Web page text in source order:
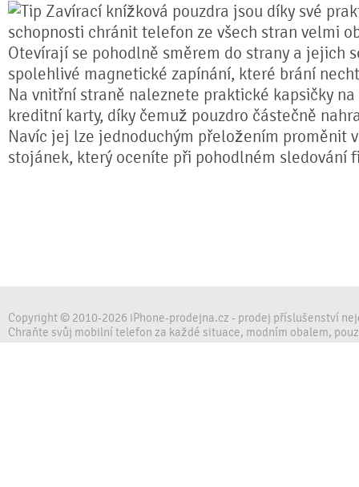
Zavírací knížková pouzdra jsou díky své
schopnosti chránit telefon ze všech stran velmi
Otevírají se pohodlně směrem do strany a jejich
spolehlivé magnetické zapínání, které brání
Na vnitřní straně naleznete praktické kapsičky na
kreditní karty, díky čemuž pouzdro částečně
Navíc jej lze jednoduchým přeložením proměnit
stojánek, který oceníte při pohodlném sledování
Copyright © 2010-2026 iPhone-prodejna.cz - prodej příslušenství
Chraňte svůj mobilní telefon za každé situace, modním obalem,